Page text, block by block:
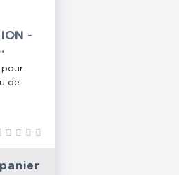
-
pour
de